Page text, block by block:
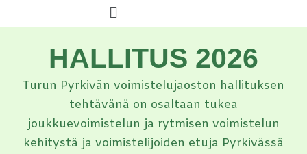
sisältöön
Menu
HALLITUS 2026
Turun Pyrkivän voimistelujaoston hallituksen
tehtävänä on osaltaan tukea
joukkuevoimistelun ja rytmisen voimistelun
kehitystä ja voimistelijoiden etuja Pyrkivässä